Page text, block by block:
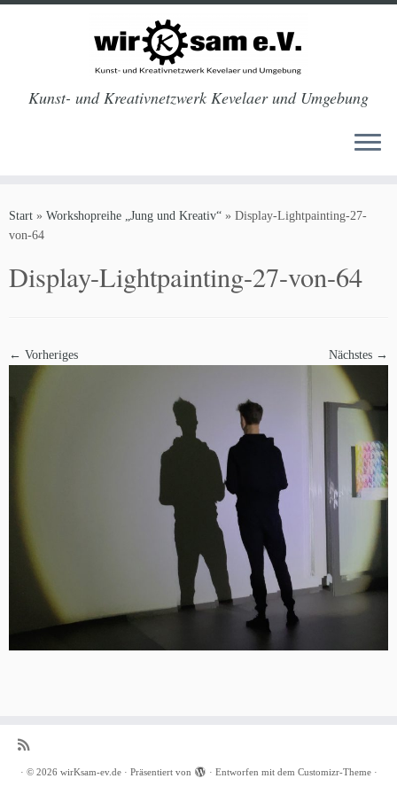
Inhalt
springen
Kunst- und Kreativnetzwerk Kevelaer und Umgebung
Start » Workshopreihe „Jung und Kreativ“ » Display-Lightpainting-27-
von-64
Display-Lightpainting-27-von-64
← Vorheriges Nächstes →
· © 2026 wirKsam-ev.de· Präsentiert von · Entworfen mit dem Customizr-Theme·